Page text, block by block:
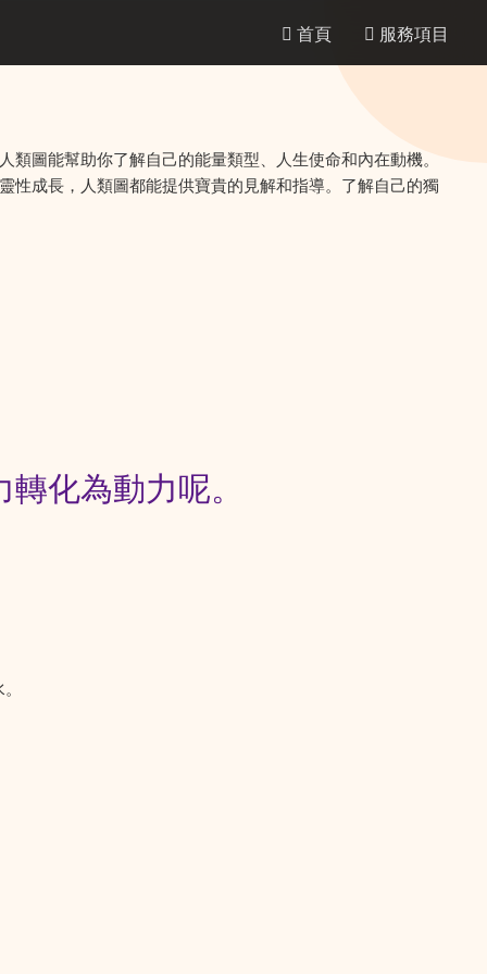
首頁 服務項目
圖能幫助你了解自己的能量類型、人生使命和內在動機。
性成長，人類圖都能提供寶貴的見解和指導。了解自己的獨
化為動力呢。